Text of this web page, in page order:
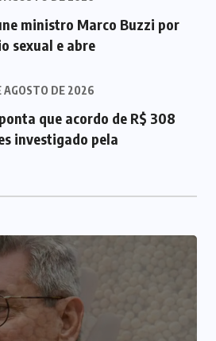
ministro Marco Buzzi por
sexual e abre
AGOSTO DE 2026
que acordo de R$ 308
investigado pela